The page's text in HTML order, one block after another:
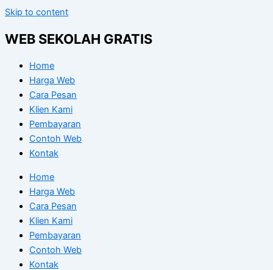
Skip to content
WEB SEKOLAH GRATIS
Home
Harga Web
Cara Pesan
Klien Kami
Pembayaran
Contoh Web
Kontak
Home
Harga Web
Cara Pesan
Klien Kami
Pembayaran
Contoh Web
Kontak